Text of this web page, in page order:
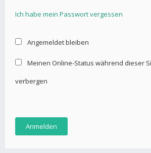
Ich habe mein Passwort vergessen
Angemeldet bleiben
Meinen Online-Status während dieser
verbergen